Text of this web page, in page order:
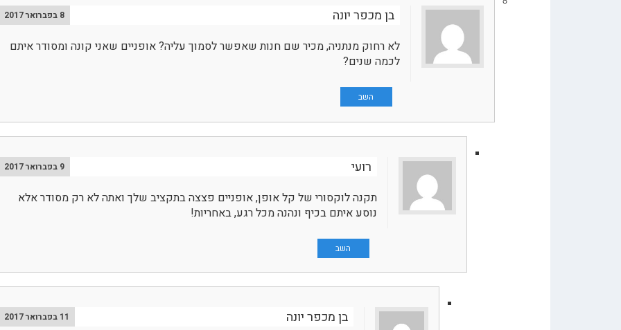
בן מכפר יונה 8 בפברואר 2017
לא רחוק מנתניה, מכיר שם חנות שאפשר לסמוך עליה? אופניים שאני קונה ומסודר איתם
לכמה שנים?
השב
רועי 9 בפברואר 2017
תקנה לוקסורי של קל אופן, אופניים פצצה בתקציב שלך ואתה לא רק מסודר אלא
נוסע איתם בכיף ונהנה מכל רגע, באחריות!
השב
בן מכפר יונה 11 בפברואר 2017